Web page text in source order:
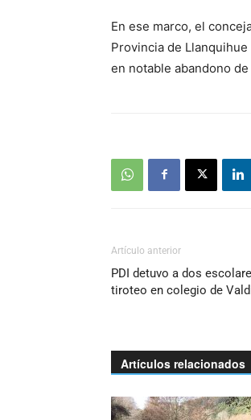
En ese marco, el
Provincia de
en notable abandono
Artículo anterior
PDI detuvo a dos
tiroteo en colegio de
Artículos relacionados